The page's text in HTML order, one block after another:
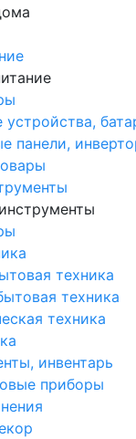
устройства,
панели,
техника
техника
техника
инвентарь
приборы